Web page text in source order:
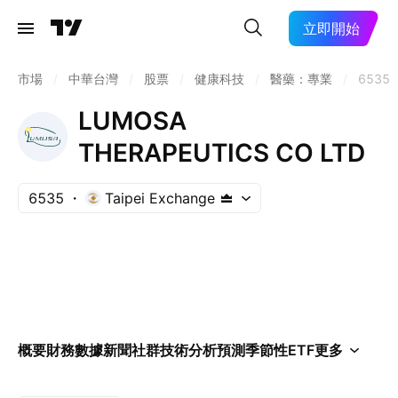
立即開始
市場 中華台灣 股票 健康科技 醫藥：專業 6535
LUMOSA
THERAPEUTICS CO LTD
6535 Taipei Exchange
概要財務數據新聞社群技術分析預測季節性ETF更多